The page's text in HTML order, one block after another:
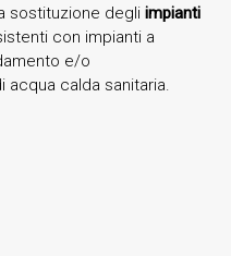
sostituzione degli impianti
con impianti a
e/o
acqua calda sanitaria.